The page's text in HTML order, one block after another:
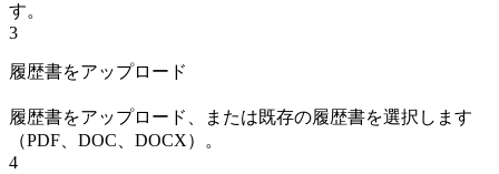
す。
3
履歴書をアップロード
履歴書をアップロード、または既存の履歴書を選択します
（PDF、DOC、DOCX）。
4